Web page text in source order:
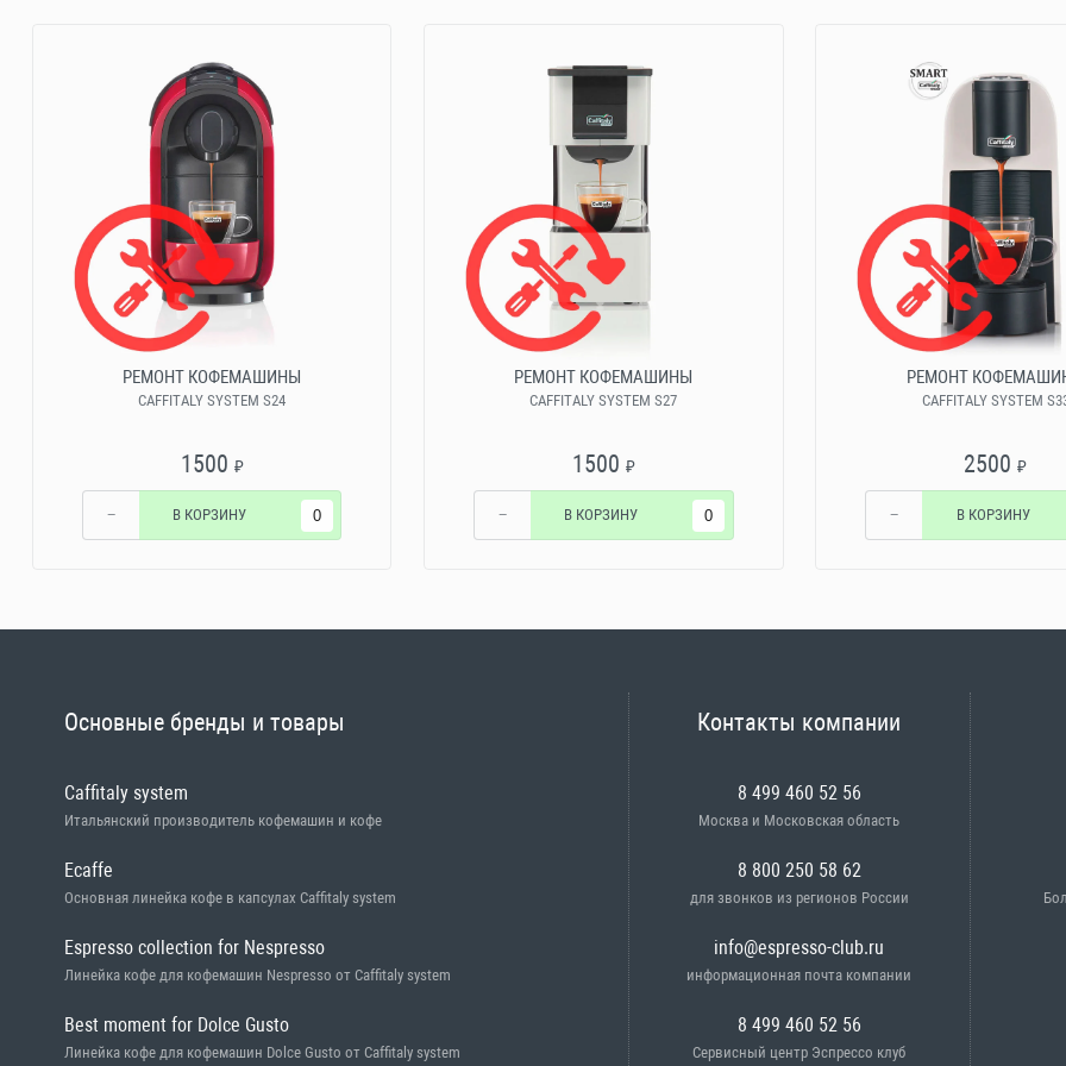
РЕМОНТ КОФЕМАШИНЫ
CAFFITALY SYSTEM S24
1500 ₽
− В КОРЗИНУ
РЕМОНТ КОФЕМАШИНЫ
CAFFITALY SYSTEM S27
1500 ₽
− В КОРЗИНУ
РЕМОНТ
CAFFITALY SYSTEM
2500₽
− В КОРЗИНУ
Основные бренды и товары
Caffitaly system
Итальянский производитель кофемашин и кофе
Ecaffe
Основная линейка кофе в капсулах Caffitaly system
Espresso collection for Nespresso
Линейка кофе для кофемашин Nespresso от Caffitaly system
Best moment for Dolce Gusto
Линейка кофе для кофемашин Dolce Gusto от Caffitaly system
Контакты компании
8 499 460 52 56
Москва и Московская область
8 800 250 58 62
для звонков из регионов России
info@espresso-club.ru
информационная почта компании
8 499 460 52 56
Сервисный центр Эспрессо клуб